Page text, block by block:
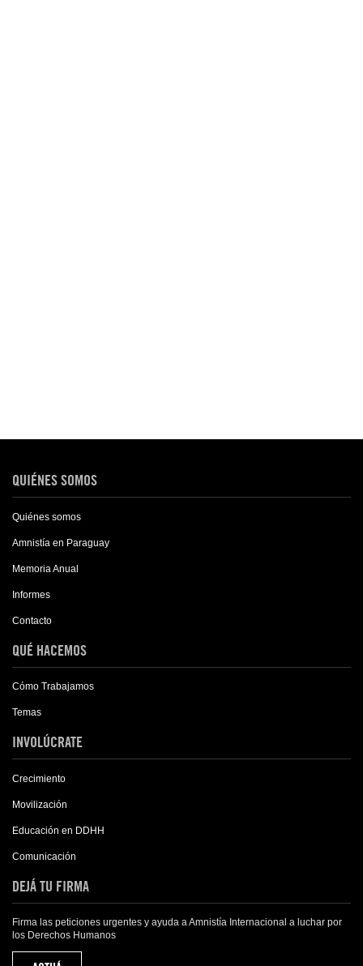
QUIÉNES SOMOS
Quiénes somos
Amnistía en Paraguay
Memoria Anual
Informes
Contacto
QUÉ HACEMOS
Cómo Trabajamos
Temas
INVOLÚCRATE
Crecimiento
Movilización
Educación en DDHH
Comunicación
DEJÁ TU FIRMA
Firma las peticiones urgentes y ayuda a Amnistía Internacional a luchar por
los Derechos Humanos